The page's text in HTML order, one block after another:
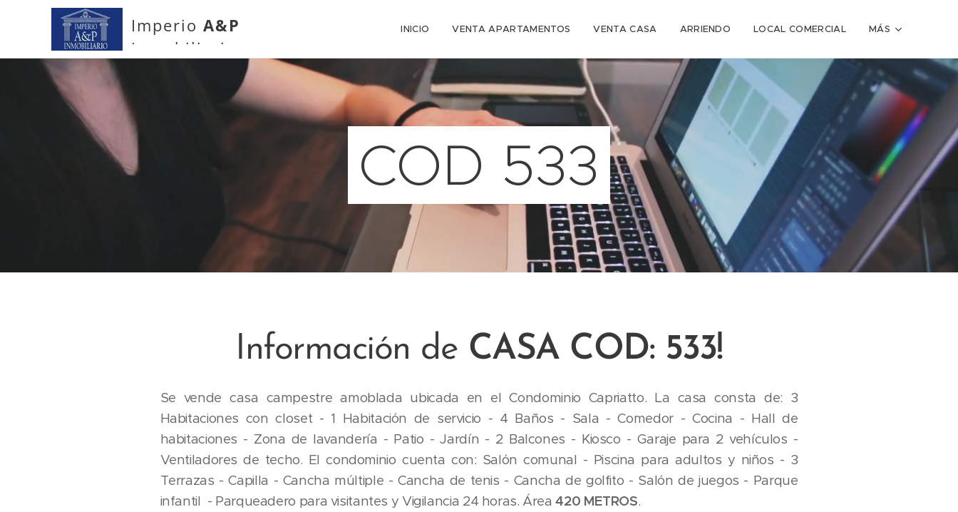
Imperio A&P
Inmobiliario
INICIO VENTA APARTAMENTOS VENTA CASA ARRIENDO LOCAL COMERCIAL MÁS
COD 533
Información de CASA COD: 533!
Se vende casa campestre amoblada ubicada en el Condominio Capriatto. La casa consta de: 3
Habitaciones con closet - 1 Habitación de servicio - 4 Baños - Sala - Comedor - Cocina - Hall de
habitaciones - Zona de lavandería - Patio - Jardín - 2 Balcones - Kiosco - Garaje para 2 vehículos -
Ventiladores de techo. El condominio cuenta con: Salón comunal - Piscina para adultos y niños - 3
Terrazas - Capilla - Cancha múltiple - Cancha de tenis - Cancha de golfito - Salón de juegos - Parque
infantil - Parqueadero para visitantes y Vigilancia 24 horas. Área420 METROS.